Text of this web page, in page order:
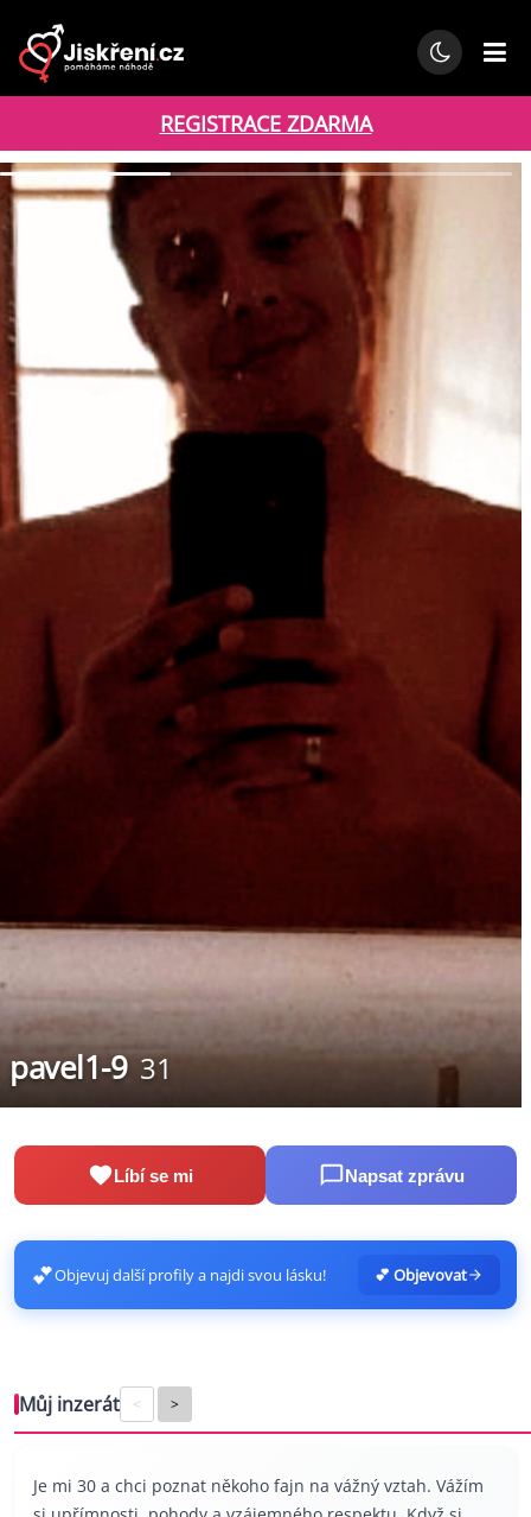
REGISTRACE ZDARMA
pavel1-9 31
Líbí se mi Napsat zprávu
💕Objevuj další profily a najdi svou lásku! 💕 Objevovat
Můj inzerát < >
Je mi 30 a chci poznat někoho fajn na vážný vztah. Vážím